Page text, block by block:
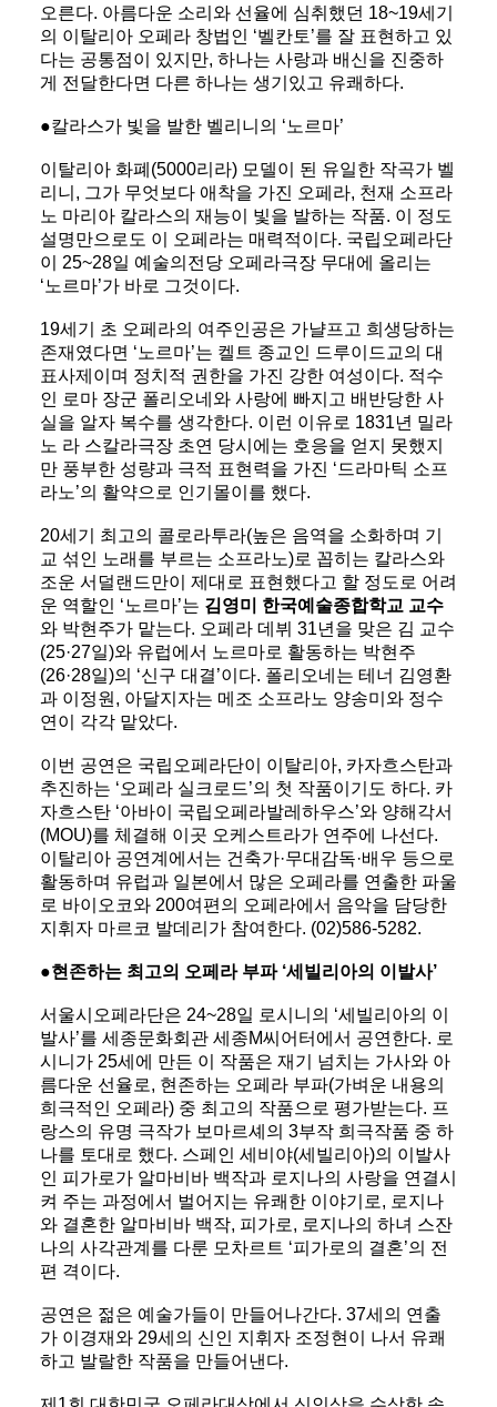
오른다. 아름다운 소리와 선율에 심취했던 18~19세기
의 이탈리아 오페라 창법인 ‘벨칸토’를 잘 표현하고 있
다는 공통점이 있지만, 하나는 사랑과 배신을 진중하
게 전달한다면 다른 하나는 생기있고 유쾌하다.
●칼라스가 빛을 발한 벨리니의 ‘노르마’
이탈리아 화폐(5000리라) 모델이 된 유일한 작곡가 벨
리니, 그가 무엇보다 애착을 가진 오페라, 천재 소프라
노 마리아 칼라스의 재능이 빛을 발하는 작품. 이 정도
설명만으로도 이 오페라는 매력적이다. 국립오페라단
이 25~28일 예술의전당 오페라극장 무대에 올리는
‘노르마’가 바로 그것이다.
19세기 초 오페라의 여주인공은 가냘프고 희생당하는
존재였다면 ‘노르마’는 켈트 종교인 드루이드교의 대
표사제이며 정치적 권한을 가진 강한 여성이다. 적수
인 로마 장군 폴리오네와 사랑에 빠지고 배반당한 사
실을 알자 복수를 생각한다. 이런 이유로 1831년 밀라
노 라 스칼라극장 초연 당시에는 호응을 얻지 못했지
만 풍부한 성량과 극적 표현력을 가진 ‘드라마틱 소프
라노’의 활약으로 인기몰이를 했다.
20세기 최고의 콜로라투라(높은 음역을 소화하며 기
교 섞인 노래를 부르는 소프라노)로 꼽히는 칼라스와
조운 서덜랜드만이 제대로 표현했다고 할 정도로 어려
운 역할인 ‘노르마’는 김영미 한국예술종합학교 교수
와 박현주가 맡는다. 오페라 데뷔 31년을 맞은 김 교수
(25·27일)와 유럽에서 노르마로 활동하는 박현주
(26·28일)의 ‘신구 대결’이다. 폴리오네는 테너 김영환
과 이정원, 아달지자는 메조 소프라노 양송미와 정수
연이 각각 맡았다.
이번 공연은 국립오페라단이 이탈리아, 카자흐스탄과
추진하는 ‘오페라 실크로드’의 첫 작품이기도 하다. 카
자흐스탄 ‘아바이 국립오페라발레하우스’와 양해각서
(MOU)를 체결해 이곳 오케스트라가 연주에 나선다.
이탈리아 공연계에서는 건축가·무대감독·배우 등으로
활동하며 유럽과 일본에서 많은 오페라를 연출한 파울
로 바이오코와 200여편의 오페라에서 음악을 담당한
지휘자 마르코 발데리가 참여한다. (02)586-5282.
●현존하는 최고의 오페라 부파 ‘세빌리아의 이발사’
서울시오페라단은 24~28일 로시니의 ‘세빌리아의 이
발사’를 세종문화회관 세종M씨어터에서 공연한다. 로
시니가 25세에 만든 이 작품은 재기 넘치는 가사와 아
름다운 선율로, 현존하는 오페라 부파(가벼운 내용의
희극적인 오페라) 중 최고의 작품으로 평가받는다. 프
랑스의 유명 극작가 보마르셰의 3부작 희극작품 중 하
나를 토대로 했다. 스페인 세비야(세빌리아)의 이발사
인 피가로가 알마비바 백작과 로지나의 사랑을 연결시
켜 주는 과정에서 벌어지는 유쾌한 이야기로, 로지나
와 결혼한 알마비바 백작, 피가로, 로지나의 하녀 스잔
나의 사각관계를 다룬 모차르트 ‘피가로의 결혼’의 전
편 격이다.
공연은 젊은 예술가들이 만들어나간다. 37세의 연출
가 이경재와 29세의 신인 지휘자 조정현이 나서 유쾌
하고 발랄한 작품을 만들어낸다.